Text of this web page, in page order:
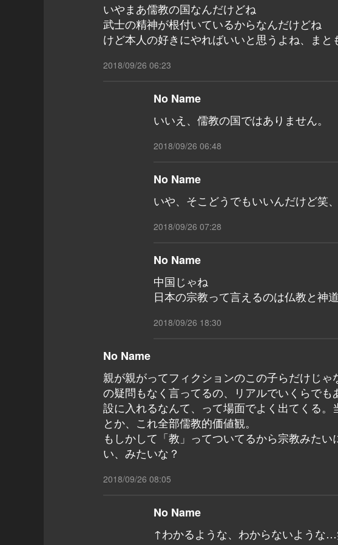
いやまあ儒教の国なんだけどね
武士の精神が根付いているからなんだけどね
けど本人の好きにやればいいと思うよね、ま
2018/09/26 06:23
No Name
いいえ、儒教の国ではありません。
2018/09/26 06:48
No Name
いや、そこどうでもいいんだけど笑、
2018/09/26 07:28
No Name
中国じゃね
日本の宗教って言えるのは仏教と神
2018/09/26 18:30
No Name
親が親がってフィクションのこの子らだけじ
の疑問もなく言ってるの、リアルでいくらで
設に入れるなんて、って場面でよく出てくる。
とか、これ全部儒教的価値観。
もしかして「教」ってついてるから宗教みた
い、みたいな？
2018/09/26 08:05
No Name
↑わかるような、わからないような